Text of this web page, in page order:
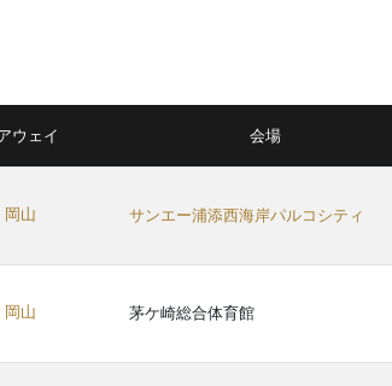
ウェイ 会場
岡山 サンエー浦添西海岸パルコシティ
岡山 茅ケ崎総合体育館